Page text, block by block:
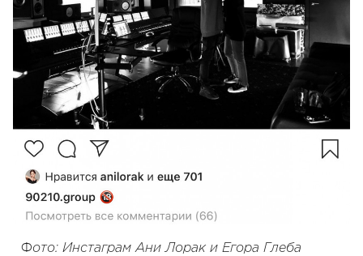
Фото: Инстаграм Ани Лорак и Егора Глеба